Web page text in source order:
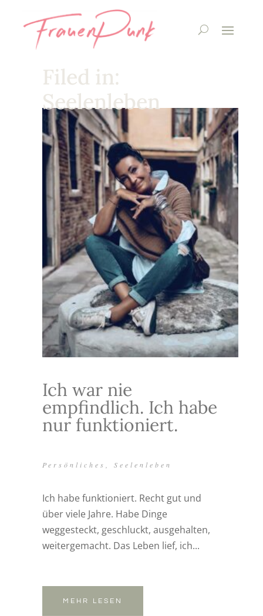
Filed in:
Seelenleben
Ich war nie
empfindlich. Ich habe
nur funktioniert.
Persönliches Seelenleben
Ich habe funktioniert. Recht gut und
über viele Jahre. Habe Dinge
weggesteckt, geschluckt, ausgehalten,
weitergemacht. Das Leben lief, ich...
MEHR LESEN